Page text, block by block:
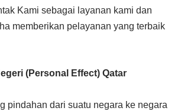
Kami sebagai layanan kami dan
memberikan pelayanan yang terbaik
(Personal Effect) Qatar
pindahan dari suatu negara ke negara